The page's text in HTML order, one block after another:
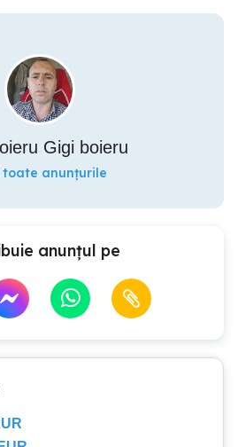
Gigi boieru
toate anunțurile
anunțul pe